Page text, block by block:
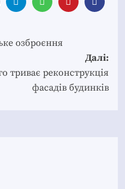
озброєння
Далі:
триває реконструкція
фасадів будинків